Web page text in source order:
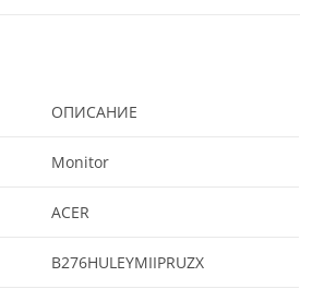
ОПИСАНИЕ
Monitor
ACER
B276HULEYMIIPRUZX